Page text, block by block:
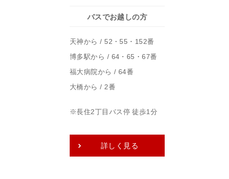
バスでお越しの方
天神から / 52・55・152番
博多駅から / 64・65・67番
福大病院から / 64番
大橋から / 2番
※長住2丁目バス停 徒歩1分
詳しく見る